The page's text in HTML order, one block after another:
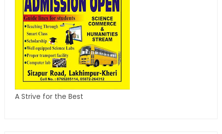
A Strive for the Best